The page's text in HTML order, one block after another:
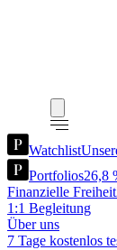
Watchlist
Portfolios26,8
Finanzielle Freiheit
1:1 Begleitung
Über uns
7 Tage kostenlos